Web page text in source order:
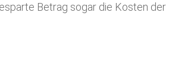
Betrag sogar die Kosten